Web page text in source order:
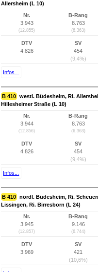
Allersheim (L 10)
Nr.
3.943
(12.855)
B-Rang
8.763
(6.363)
DTV
4.826
SV
454
(9,4%)
Infos...
B 410 westl. Büdesheim, Ri.
Hillesheimer Straße (L 10)
Nr.
3.944
(12.856)
B-Rang
8.763
(6.363)
DTV
4.826
SV
454
(9,4%)
Infos...
B 410 nördl. Büdesheim, Ri.
Lissingen, Ri. Birresborn (L 24)
Nr.
3.945
(12.857)
B-Rang
9.146
(6.744)
DTV
3.969
SV
421
(10,6%)